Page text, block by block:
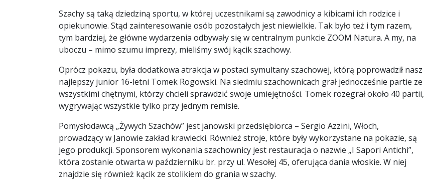
Szachy są taką dziedziną sportu, w której uczestnikami są zawodnicy a kibicami ich rodzice i
opiekunowie. Stąd zainteresowanie osób pozostałych jest niewielkie. Tak było też i tym razem,
tym bardziej, że główne wydarzenia odbywały się w centralnym punkcie ZOOM Natura. A my, na
uboczu – mimo szumu imprezy, mieliśmy swój kącik szachowy.
Oprócz pokazu, była dodatkowa atrakcja w postaci symultany szachowej, którą poprowadził nasz
najlepszy junior 16-letni Tomek Rogowski. Na siedmiu szachownicach grał jednocześnie partie ze
wszystkimi chętnymi, którzy chcieli sprawdzić swoje umiejętności. Tomek rozegrał około 40 partii,
wygrywając wszystkie tylko przy jednym remisie.
Pomysłodawcą „Żywych Szachów” jest janowski przedsiębiorca – Sergio Azzini, Włoch,
prowadzący w Janowie zakład krawiecki. Również stroje, które były wykorzystane na pokazie, są
jego produkcji. Sponsorem wykonania szachownicy jest restauracja o nazwie „I Sapori Antichi”,
która zostanie otwarta w październiku br. przy ul. Wesołej 45, oferująca dania włoskie. W niej
znajdzie się również kącik ze stolikiem do grania w szachy.